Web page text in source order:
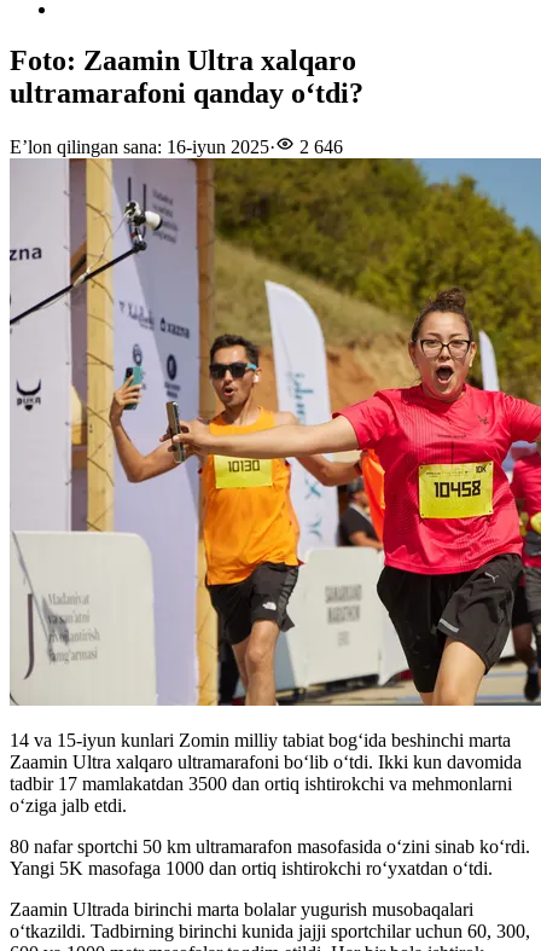
Foto: Zaamin Ultra xalqaro
ultramarafoni qanday oʻtdi?
E’lon qilingan sana: 16-iyun 2025· 2 646
14 va 15-iyun kunlari Zomin milliy tabiat bog‘ida beshinchi marta
Zaamin Ultra xalqaro ultramarafoni bo‘lib o‘tdi. Ikki kun davomida
tadbir 17 mamlakatdan 3500 dan ortiq ishtirokchi va mehmonlarni
o‘ziga jalb etdi.
80 nafar sportchi 50 km ultramarafon masofasida oʻzini sinab koʻrdi.
Yangi 5K masofaga 1000 dan ortiq ishtirokchi ro‘yxatdan o‘tdi.
Zaamin Ultrada birinchi marta bolalar yugurish musobaqalari
o‘tkazildi. Tadbirning birinchi kunida jajji sportchilar uchun 60, 300,